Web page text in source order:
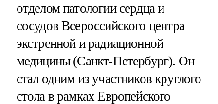
отделом патологии сердца и
сосудов Всероссийского центра
экстренной и радиационной
медицины (Санкт-Петербург). Он
стал одним из участников круглого
стола в рамках Европейского